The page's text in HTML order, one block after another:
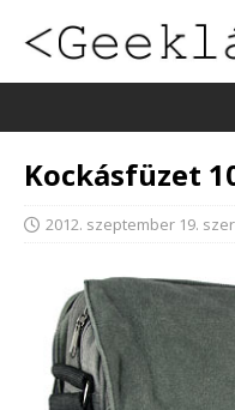
Kockásfüzet
2012. szeptember 19.